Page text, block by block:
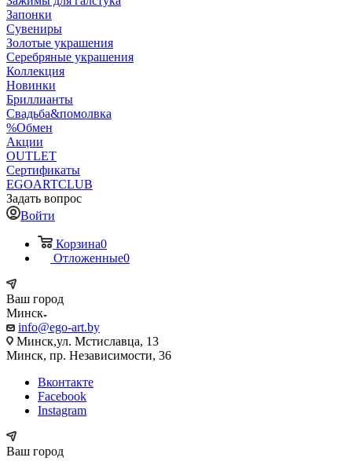
Запонки
Сувениры
Золотые украшения
Серебряные украшения
Коллекция
Новинки
Бриллианты
Свадьба&помолвка
%Обмен
Акции
OUTLET
Сертификаты
EGOARTCLUB
Задать вопрос
Войти
Корзина0
Отложенные0
Ваш город
Минск
info@ego-art.by
Минск,ул. Мстиславца, 13
Минск, пр. Независимости, 36
Вконтакте
Facebook
Instagram
Ваш город